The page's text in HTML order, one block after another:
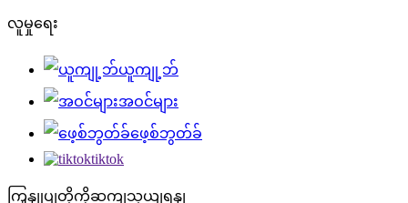
လူမှုရေး
ယူကျု့ဘ်
အဝင်များ
ဖေ့စ်ဘွတ်ခ်
tiktok
ကြှနျုပျတို့ကိုဆကျသှယျရနျ